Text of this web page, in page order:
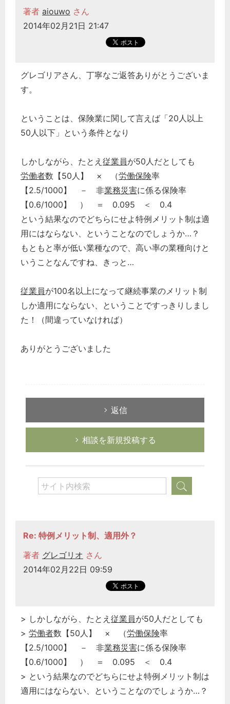
著者 aiouwo さん
2014年02月21日 21:47
グレゴリアさん、丁寧なご返答ありがとうございま
す。
ということは、保険業に関して言えば「20人以上
50人以下」という条件となり
しかしながら、たとえ 従業員が50人だとしても
労働者数【50人】 × （労働保険率
【2.5/1000】 － 非業務災害に係る保険率
【0.6/1000】 ） ＝ 0.095 ＜ 0.4
という結果なのでどちらにせよ特例メリット制は適
用にはならない、ということなのでしょうか…？
もともと率が低い業種なので、高い率の業種向けと
いうことなんですね、きっと…
従業員が100名以上になって継続事業のメリット制
しか適用にならない、ということですっきりしまし
た！（間違っていなければ）
ありがとうございました
返信
相談を新規投稿する
Re: 特例メリット制、適用外？
著者 グレゴリオ さん
2014年02月22日 09:59
> しかしながら、たとえ 従業員が50人だとしても
> 労働者数【50人】 × （労働保険率
【2.5/1000】 － 非業務災害に係る保険率
【0.6/1000】 ） ＝ 0.095 ＜ 0.4
> という結果なのでどちらにせよ特例メリット制は
適用にはならない、ということなのでしょうか…？